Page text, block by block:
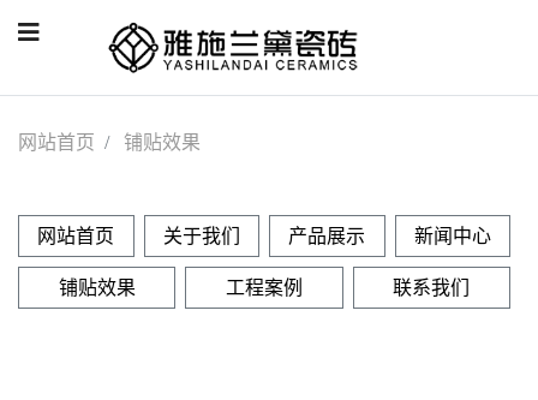
网站首页 铺贴效果
网站首页 关于我们 产品展示 新闻中心
铺贴效果 工程案例 联系我们